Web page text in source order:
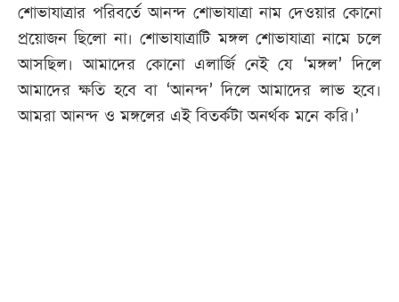
শোভাযাত্রার পরিবর্তে আনন্দ শোভাযাত্রা নাম দেওয়ার কোনো
প্রয়োজন ছিলো না। শোভাযাত্রাটি মঙ্গল শোভাযাত্রা নামে চলে
আসছিল। আমাদের কোনো এলার্জি নেই যে ‘মঙ্গল’ দিলে
আমাদের ক্ষতি হবে বা ‘আনন্দ’ দিলে আমাদের লাভ হবে।
আমরা আনন্দ ও মঙ্গলের এই বিতর্কটা অনর্থক মনে করি।’